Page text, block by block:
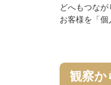
どへもつなが
お客様を「個
観察か